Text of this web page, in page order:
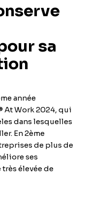
sa
année
At Work 2024, qui
dans lesquelles
En 2ème
de plus de
ses
élevée de